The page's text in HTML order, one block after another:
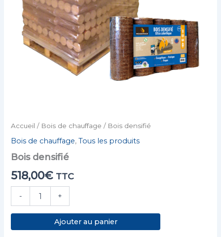
Accueil / Bois de chauffage / Bois densifié
Bois de chauffage,Tous les produits
Bois densifié
518,00€ TTC
- +
Ajouter au panier